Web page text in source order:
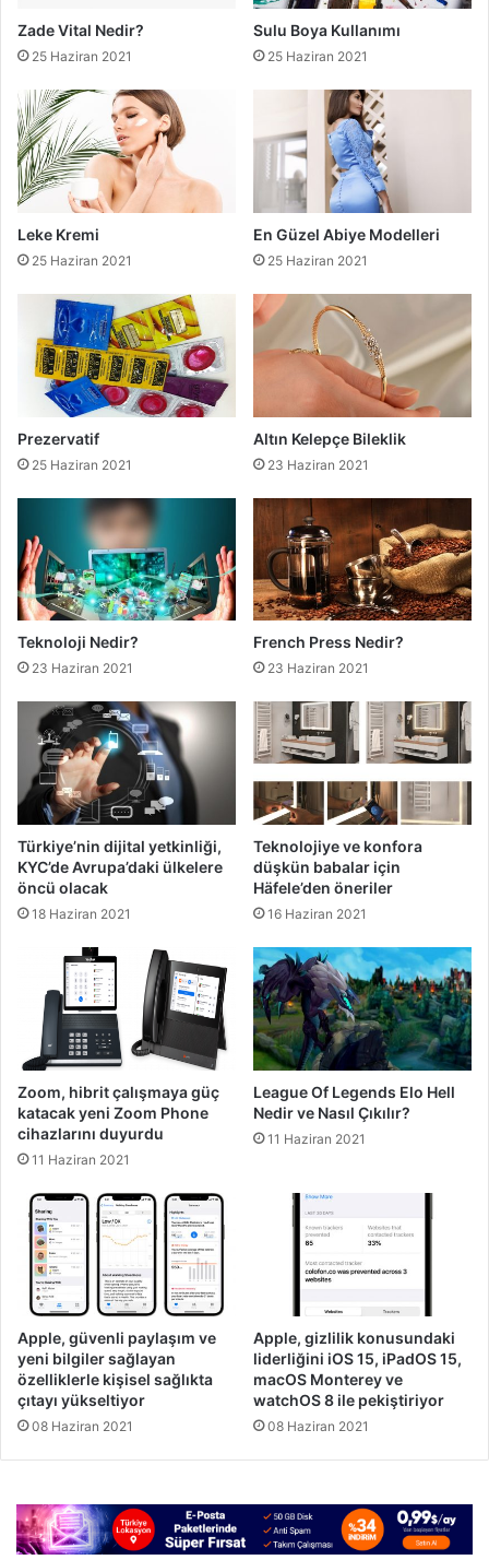
Zade Vital Nedir?
25 Haziran 2021
Sulu Boya Kullanımı
25 Haziran 2021
Leke Kremi
25 Haziran 2021
En Güzel Abiye Modelleri
25 Haziran 2021
Prezervatif
25 Haziran 2021
Altın Kelepçe Bileklik
23 Haziran 2021
Teknoloji Nedir?
23 Haziran 2021
French Press Nedir?
23 Haziran 2021
Türkiye’nin dijital yetkinliği,
KYC’de Avrupa’daki ülkelere
öncü olacak
18 Haziran 2021
Teknolojiye ve konfora
düşkün babalar için
Häfele’den öneriler
16 Haziran 2021
Zoom, hibrit çalışmaya güç
katacak yeni Zoom Phone
cihazlarını duyurdu
11 Haziran 2021
League Of Legends Elo Hell
Nedir ve Nasıl Çıkılır?
11 Haziran 2021
Apple, güvenli paylaşım ve
yeni bilgiler sağlayan
özelliklerle kişisel sağlıkta
çıtayı yükseltiyor
08 Haziran 2021
Apple, gizlilik konusundaki
liderliğini iOS 15, iPadOS 15,
macOS Monterey ve
watchOS 8 ile pekiştiriyor
08 Haziran 2021